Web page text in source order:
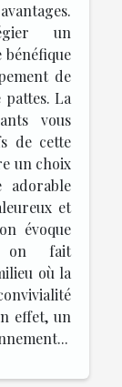
un
de
La
vous
de cette
un choix
adorable
et
évoque
on fait
où la
effet, un